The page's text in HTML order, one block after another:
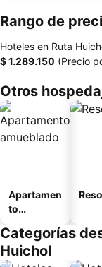
Rango de
Hoteles en Ruta
‎$ 1.289.150 (Precio
Otros
Apartamen
to
o
Categorías
Huichol